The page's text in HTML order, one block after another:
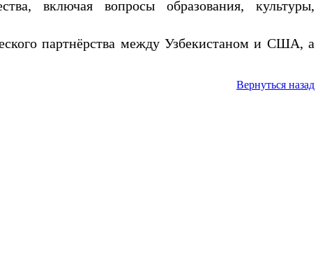
включая вопросы образования, культуры,
партнёрства между Узбекистаном и США, а
Вернуться назад